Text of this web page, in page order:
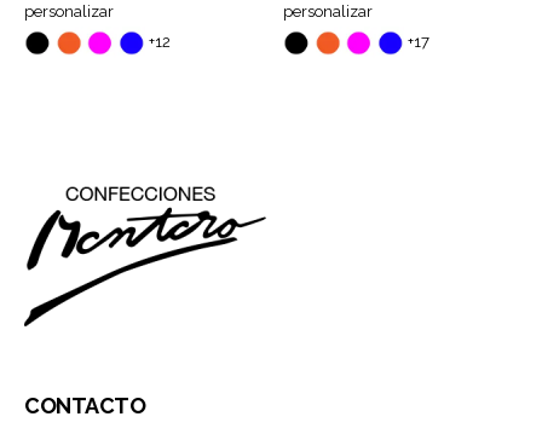
personalizar
+12
personalizar
+17
CONTACTO